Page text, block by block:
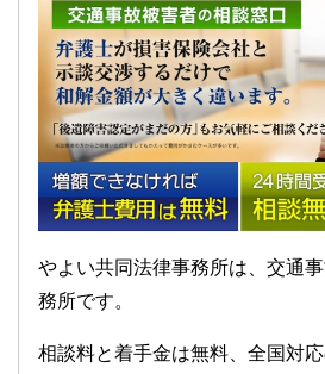
やよい共同法律事務所は、交通
務所です。
相談料と着手金は無料、全国対